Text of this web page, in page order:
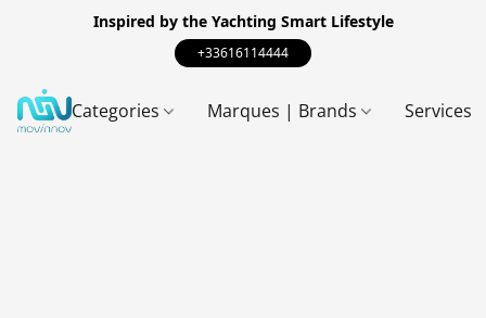
Inspired by the Yachting Smart Lifestyle
+33616114444
Categories Marques | Brands Services